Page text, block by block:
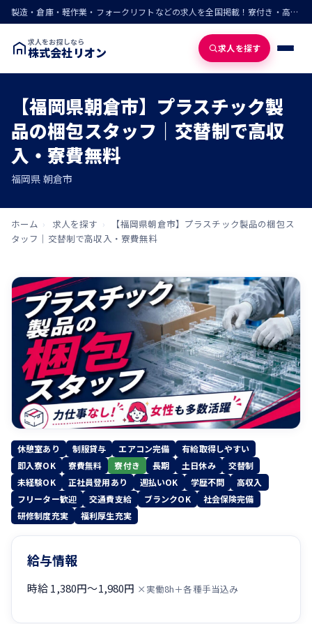
製造・倉庫・軽作業・フォークリフトなどの求人を全国掲載！寮付き・高収入・即入寮の仕事が見つかる
求人をお探しなら
株式会社リオン 求人を探す
【福岡県朝倉市】プラスチック製
品の梱包スタッフ｜交替制で高収
入・寮費無料
福岡県 朝倉市
ホーム › 求人を探す ›
【福岡県朝倉市】プラスチック製品の梱包ス
タッフ｜交替制で高収入・寮費無料
休憩室あり 制服貸与 エアコン完備
有給取得しやすい
即入寮OK
寮費無料 寮付き 長期 土日休み
交替制
未経験OK
正社員登用あり 週払いOK 学歴不問
高収入
フリーター歓迎
交通費支給 ブランクOK
社会保険完備
研修制度充実
福利厚生充実
給与情報
時給 1,380円〜1,980円 ×実働8h＋各種手当込み